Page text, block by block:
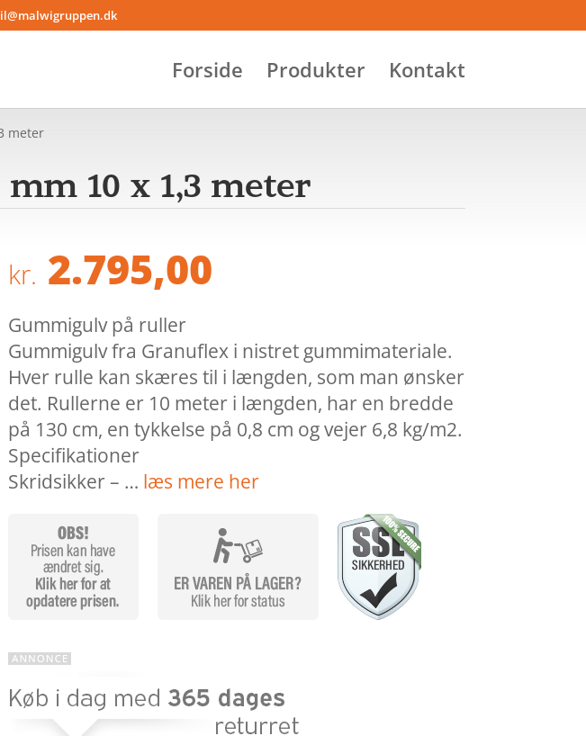
Forside Produkter Kontakt
meter
10 x 1,3 meter
kr. 2.795,00
Gummigulv på ruller
Gummigulv fra Granuflex i nistret gummimateriale.
Hver rulle kan skæres til i længden, som man ønsker
det. Rullerne er 10 meter i længden, har en bredde
på 130 cm, en tykkelse på 0,8 cm og vejer 6,8 kg/m2.
Specifikationer
Skridsikker – … læs mere her